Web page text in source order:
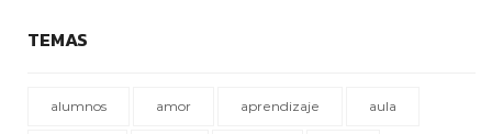
TEMAS
alumnos amor aprendizaje aula